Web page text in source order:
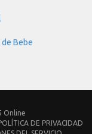
Bebe
Online
DE PRIVACIDAD